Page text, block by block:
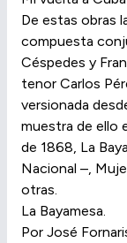
De estas obras
compuesta
Céspedes y
tenor Carlos
versionada
muestra de ello
de 1868, La
Nacional –,
otras.
La Bayamesa.
Por José